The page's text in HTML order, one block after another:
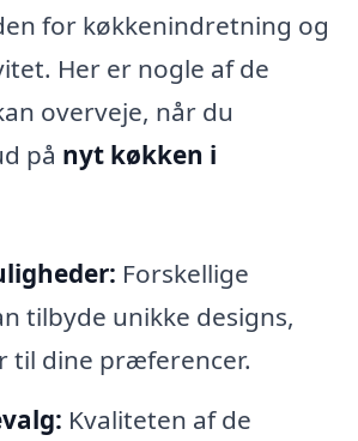
for køkkenindretning og
Her er nogle af de
overveje, når du
på nyt køkken i
Forskellige
tilbyde unikke designs,
til dine præferencer.
Kvaliteten af de